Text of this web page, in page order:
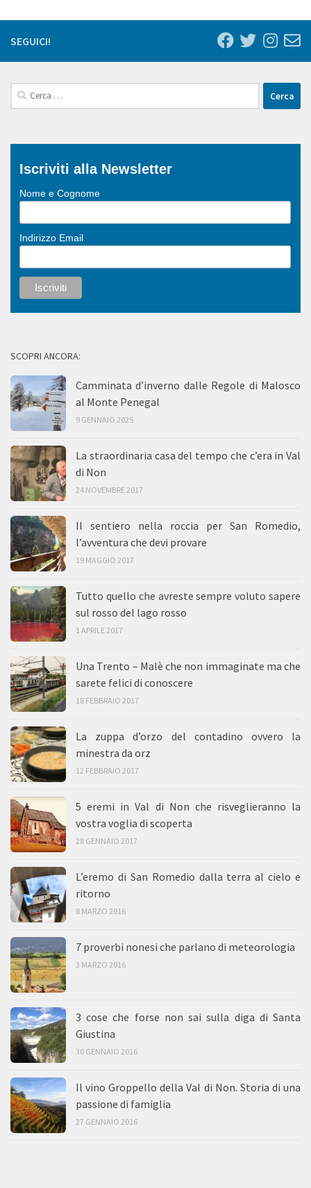
SEGUICI!
Ricerca
per:
Iscriviti alla Newsletter
Nome e Cognome
Indirizzo Email
SCOPRI ANCORA:
Camminata d’inverno dalle Regole di Malosco
al Monte Penegal
9 GENNAIO 2025
La straordinaria casa del tempo che c’era in Val
di Non
24 NOVEMBRE 2017
Il sentiero nella roccia per San Romedio,
l’avventura che devi provare
19 MAGGIO 2017
Tutto quello che avreste sempre voluto sapere
sul rosso del lago rosso
1 APRILE 2017
Una Trento – Malè che non immaginate ma che
sarete felici di conoscere
18 FEBBRAIO 2017
La zuppa d’orzo del contadino ovvero la
minestra da orz
12 FEBBRAIO 2017
5 eremi in Val di Non che risveglieranno la
vostra voglia di scoperta
28 GENNAIO 2017
L’eremo di San Romedio dalla terra al cielo e
ritorno
8 MARZO 2016
7 proverbi nonesi che parlano di meteorologia
3 MARZO 2016
3 cose che forse non sai sulla diga di Santa
Giustina
30 GENNAIO 2016
Il vino Groppello della Val di Non. Storia di una
passione di famiglia
27 GENNAIO 2016